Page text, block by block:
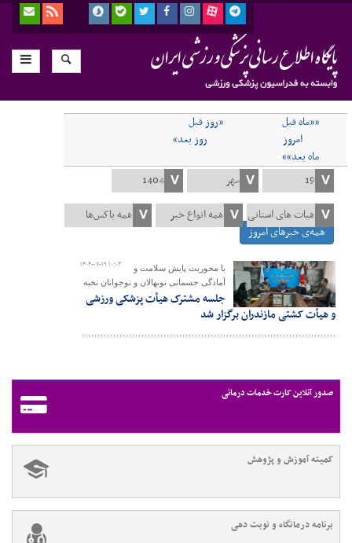
««ماه قبل
«روز قبل
امروز
روز بعد»
ماه بعد»»
همه‌ی خبرهای امروز
۱۴۰۴-۰۷-۱۹ ۱۰:۰۳
با محوریت پایش سلامت و
آمادگی جسمانی نونهالان و نوجوانان نخبه
جلسه مشترک هیأت پزشکی ورزشی
و هیأت کشتی مازندران برگزار شد
صدور آنلاین کارت خدمات درمانی
کمیته آموزش و پژوهش
برنامه درمانگاه و نوبت دهی